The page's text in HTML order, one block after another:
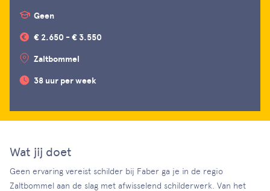
Geen
€ 2.650 - € 3.550
Zaltbommel
38 uur per week
Wat jij doet
Geen ervaring vereist schilder bij Faber ga je in de regio
Zaltbommel aan de slag met afwisselend schilderwerk. Van het